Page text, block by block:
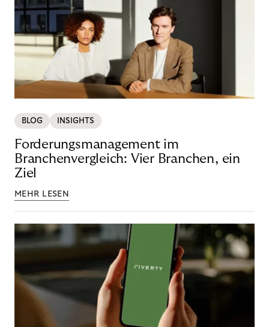
BLOG INSIGHTS
Forderungsmanagement im
Branchenvergleich: Vier Branchen, ein
Ziel
MEHR LESEN